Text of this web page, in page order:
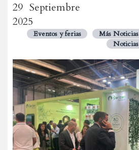
29 Septiembre
2025
Eventos y ferias
Más Noticias
Noticias